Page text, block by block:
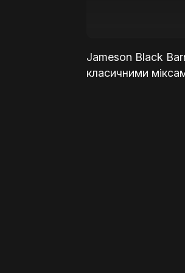
Jameson Black
класичними